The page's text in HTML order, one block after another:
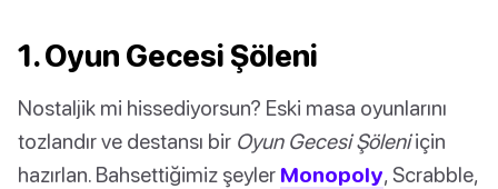
1. Oyun Gecesi Şöleni
Nostaljik mi hissediyorsun? Eski masa oyunlarını
tozlandır ve destansı bir Oyun Gecesi Şöleniiçin
hazırlan. Bahsettiğimiz şeyler Monopoly, Scrabble,